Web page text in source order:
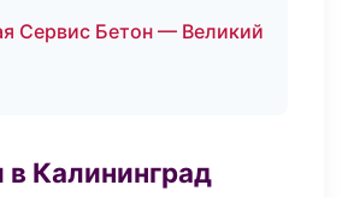
Сервис Бетон — Великий
Калининград